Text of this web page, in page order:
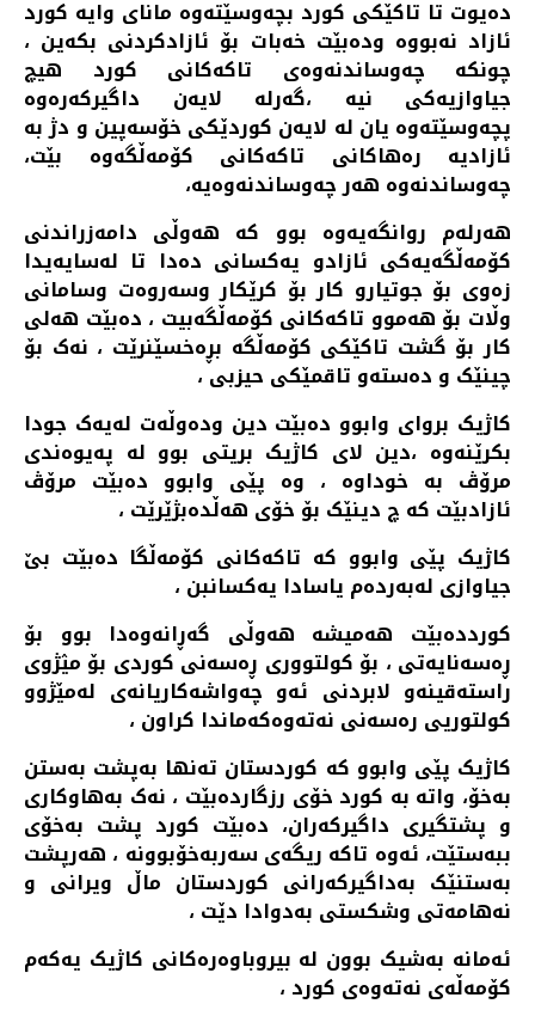
دەیوت تا تاکێکی کورد بچەوسێتەوە مانای وایە کورد
ئازاد نەبووە ودەبێت خەبات بۆ ئازادکردنی بکەین ،
چونکە چەوساندنەوەی تاکەکانی کورد هیچ
جیاوازیەکی نیە ،گەرلە لایەن داگیرکەرەوە
پچەوسێتەوە یان لە لایەن کوردێکی خۆسەپین و دژ بە
ئازادیە رەهاکانی تاکەکانی کۆمەڵگەوە بێت،
چەوساندنەوە هەر چەوساندنەوەیە،
هەرلەم روانگەیەوە بوو کە هەوڵی دامەزراندنی
کۆمەڵگەیەکی ئازادو یەکسانی دەدا تا لەسایەیدا
زەوی بۆ جوتیارو کار بۆ کرێکار وسەروەت وسامانی
وڵات بۆ هەموو تاکەکانی کۆمەڵگەبیت ، دەبێت هەلی
کار بۆ گشت تاکێکی کۆمەڵگە بڕەخسێنرێت ، نەک بۆ
چینێک و دەستەو تاقمێکی حیزبی ،
کاژیک بروای وابوو دەبێت دین ودەوڵەت لەیەک جودا
بکرێنەوە ،دین لای کاژیک بریتی بوو لە پەیوەندی
مرۆڤ بە خوداوە ، وە پێی وابوو دەبێت مرۆڤ
ئازادبێت کە چ دینێک بۆ خۆی هەڵدەبژێرێت ،
کاژیک پێی وابوو کە تاکەکانی کۆمەڵگا دەبێت بێ
جیاوازی لەبەردەم یاسادا یەکسانبن ،
کورددەبێت هەمیشە هەوڵی گەڕانەوەدا بوو بۆ
ڕەسەنایەتی ، بۆ کولتووری ڕەسەنی کوردی بۆ مؽژوی
راستەقینەو لابردنی ئەو چەواشەکاریانەی لەمێژوو
کولتوریی رەسەنی نەتەوەکەماندا کراون ،
کاژیک پێی وابوو کە کوردستان تەنها بەپشت بەستن
بەخۆ، واتە بە کورد خۆی رزگاردەبێت ، نەک بەهاوکاری
و پشتگیری داگیرکەران، دەبێت کورد پشت بەخۆی
ببەستێت، ئەوە تاکە ریگەی سەربەخۆبوونە ، هەرپشت
بەستنێک بەداگیرکەرانی کوردستان ماڵ ویرانی و
نەهامەتی وشکستی بەدوادا دێت ،
ئەمانە بەشیک بوون لە بیروباوەرەکانی کاژیک یەکەم
کۆمەڵەی نەتەوەی کورد ،